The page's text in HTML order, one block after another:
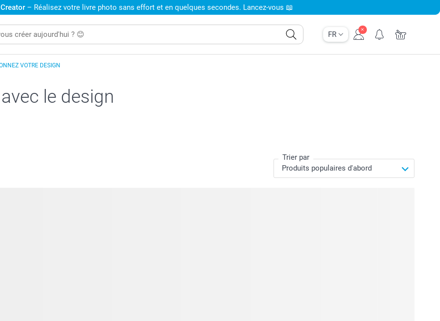
FR
– Réalisez votre livre photo sans effort et en quelques secondes. Lancez-vous 📖
VOTRE DESIGN
le design
Trier par